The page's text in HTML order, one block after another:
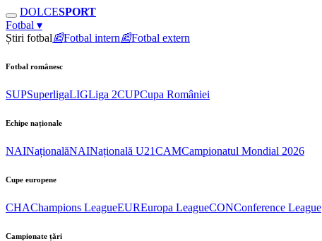
DOLCESPORT
Fotbal ▾
Știri fotbal📰Fotbal intern📰Fotbal extern
Fotbal românesc
SUPSuperligaLIGLiga 2CUPCupa României
Echipe naționale
NAINaționalăNAINațională U21CAMCampionatul Mondial 2026
Cupe europene
CHAChampions LeagueEUREuropa LeagueCONConference League
Campionate țări